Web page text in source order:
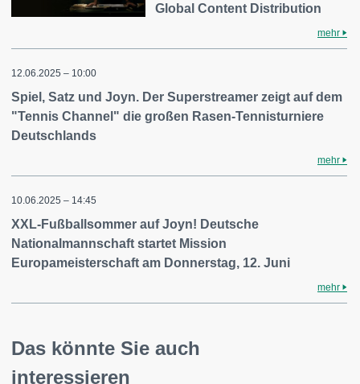
Global Content Distribution
mehr
12.06.2025 – 10:00
Spiel, Satz und Joyn. Der Superstreamer zeigt auf dem
"Tennis Channel" die großen Rasen-Tennisturniere
Deutschlands
mehr
10.06.2025 – 14:45
XXL-Fußballsommer auf Joyn! Deutsche
Nationalmannschaft startet Mission
Europameisterschaft am Donnerstag, 12. Juni
mehr
Das könnte Sie auch
interessieren